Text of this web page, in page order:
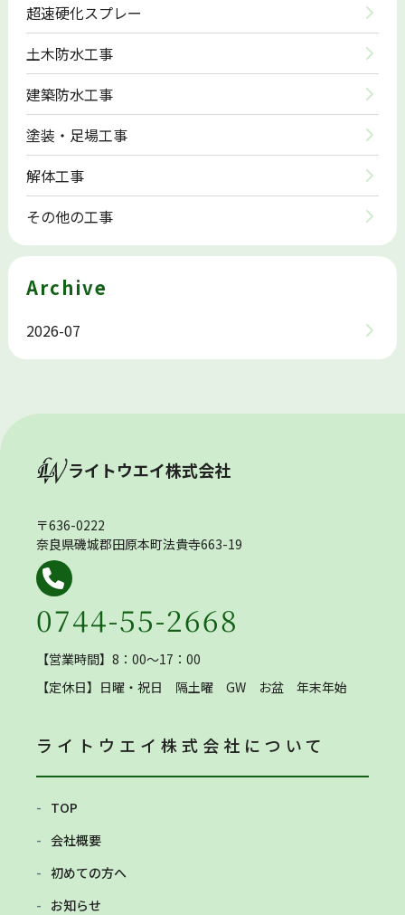
超速硬化スプレー
土木防水工事
建築防水工事
塗装・足場工事
解体工事
その他の工事
Archive
2026-07
ライトウエイ株式会社
〒636-0222
奈良県磯城郡田原本町法貴寺663-19
0744-55-2668
【営業時間】8：00～17：00
【定休日】 日曜・祝日 隔土曜 GW お盆 年末年始
ライトウエイ株式会社 について
TOP
会社概要
初めての方へ
お知らせ